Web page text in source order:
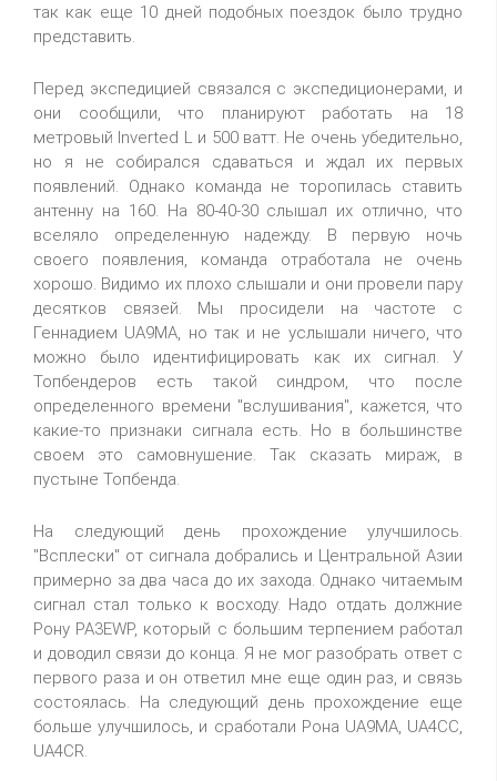
так как еще 10 дней подобных поездок было трудно
представить.
Перед экспедицией связался с экспедиционерами, и
они сообщили, что планируют работать на 18
метровый Inverted L и 500 ватт. Не очень убедительно,
но я не собирался сдаваться и ждал их первых
появлений. Однако команда не торопилась ставить
антенну на 160. На 80-40-30 слышал их отлично, что
вселяло определенную надежду. В первую ночь
своего появления, команда отработала не очень
хорошо. Видимо их плохо слышали и они провели пару
десятков связей. Мы просидели на частоте с
Геннадием UA9MA, но так и не услышали ничего, что
можно было идентифицировать как их сигнал. У
Топбендеров есть такой синдром, что после
определенного времени "вслушивания", кажется, что
какие-то признаки сигнала есть. Но в большинстве
своем это самовнушение. Так сказать мираж, в
пустыне Топбенда.
На следующий день прохождение улучшилось.
"Всплески" от сигнала добрались и Центральной Азии
примерно за два часа до их захода. Однако читаемым
сигнал стал только к восходу. Надо отдать должние
Рону PA3EWP, который с большим терпением работал
и доводил связи до конца. Я не мог разобрать ответ с
первого раза и он ответил мне еще один раз, и связь
состоялась. На следующий день прохождение еще
больше улучшилось, и сработали Рона UA9MA, UA4CC,
UA4CR.